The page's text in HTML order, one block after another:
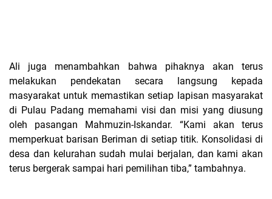
Ali juga menambahkan bahwa pihaknya akan terus
melakukan pendekatan secara langsung kepada
masyarakat untuk memastikan setiap lapisan masyarakat
di Pulau Padang memahami visi dan misi yang diusung
oleh pasangan Mahmuzin-Iskandar. “Kami akan terus
memperkuat barisan Beriman di setiap titik. Konsolidasi di
desa dan kelurahan sudah mulai berjalan, dan kami akan
terus bergerak sampai hari pemilihan tiba,” tambahnya.